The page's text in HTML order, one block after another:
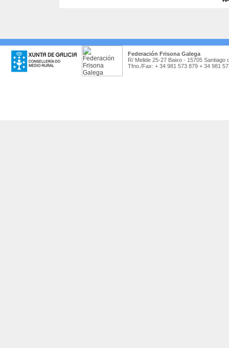
Federación Frisona Galega
R/ Melide 25-27 Baixo - 15705 Santiago
Tfno./Fax: + 34 981 573 879 + 34 981